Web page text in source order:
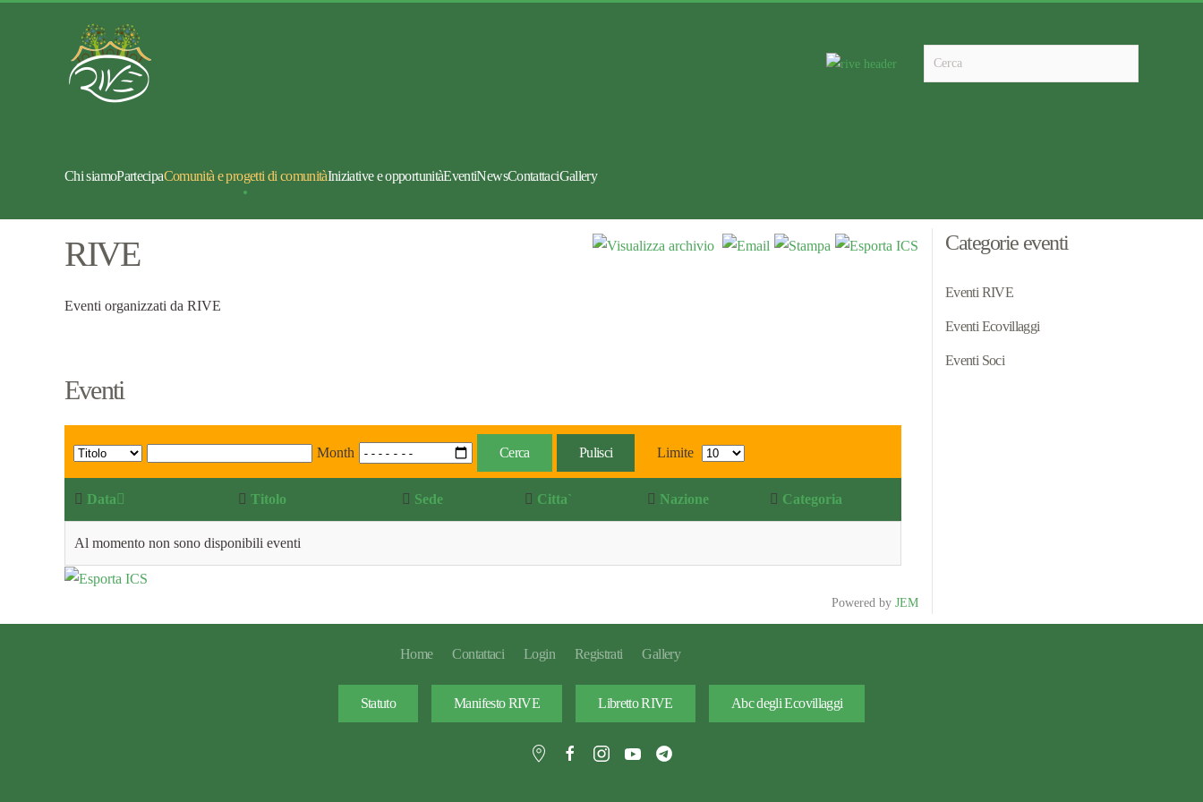
Chi siamoPartecipaComunità e progetti di comunitàIniziative e opportunitàEventiNewsContattaciGallery
RIVE
Eventi organizzati da RIVE
Eventi
Month Cerca Pulisci Limite
Data Titolo Sede Citta` Nazione Categoria
Al momento non sono disponibili eventi
Powered by JEM
Categorie eventi
Eventi RIVE
Eventi Ecovillaggi
Eventi Soci
Home Contattaci Login Registrati Gallery
Statuto Manifesto RIVE Libretto RIVE Abc degli Ecovillaggi